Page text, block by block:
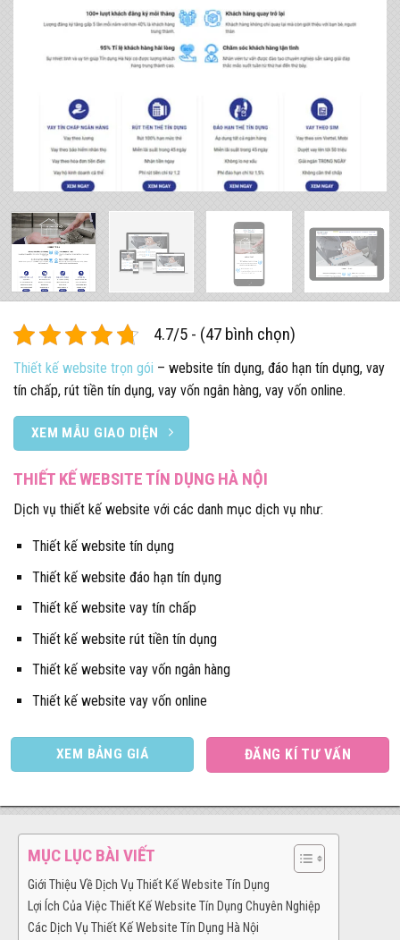
4.7/5 - (47 bình chọn)
Thiết kế website trọn gói – website tín dụng, đáo hạn tín dụng, vay
tín chấp, rút tiền tín dụng, vay vốn ngân hàng, vay vốn online.
XEM MẪU GIAO DIỆN
THIẾT KẾ WEBSITE TÍN DỤNG HÀ NỘI
Dịch vụ thiết kế website với các danh mục dịch vụ như:
Thiết kế website tín dụng
Thiết kế website đáo hạn tín dụng
Thiết kế website vay tín chấp
Thiết kế website rút tiền tín dụng
Thiết kế website vay vốn ngân hàng
Thiết kế website vay vốn online
XEM BẢNG GIÁ ĐĂNG KÍ TƯ VẤN
MỤC LỤC BÀI VIẾT
Giới Thiệu Về Dịch Vụ Thiết Kế Website Tín Dụng
Lợi Ích Của Việc Thiết Kế Website Tín Dụng Chuyên Nghiệp
Các Dịch Vụ Thiết Kế Website Tín Dụng Hà Nội